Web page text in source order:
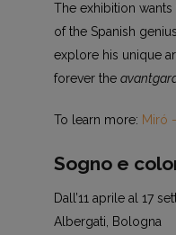
The exhibition
of the Spanish
explore his unique
forever the
To learn more: Miró
Sogno e
Dall’11 aprile al 17
Albergati, Bologna